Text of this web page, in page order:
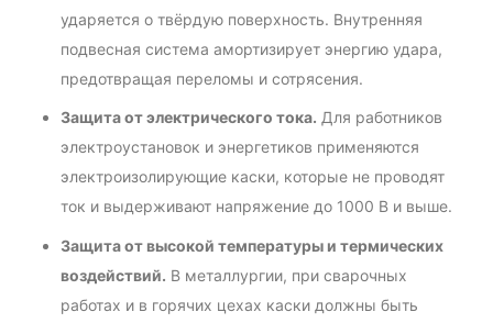
ударяется о твёрдую поверхность. Внутренняя
подвесная система амортизирует энергию удара,
предотвращая переломы и сотрясения.
Защита от электрического тока. Для работников
электроустановок и энергетиков применяются
электроизолирующие каски, которые не проводят
ток и выдерживают напряжение до 1000 В и выше.
Защита от высокой температуры и термических
воздействий. В металлургии, при сварочных
работах и в горячих цехах каски должны быть